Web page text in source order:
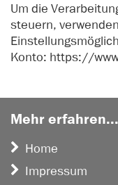
Um die
steuern,
Konto: https://
Mehr erfahren...
Home
Impressum